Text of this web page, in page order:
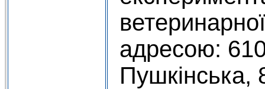
адресою:
Пушкінська,